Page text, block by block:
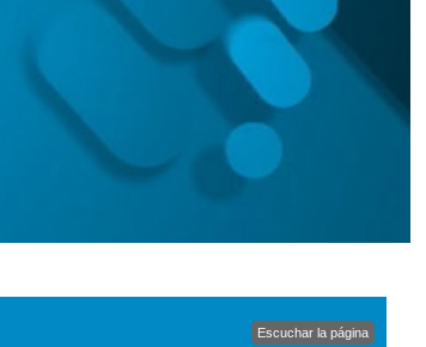
Escuchar la página